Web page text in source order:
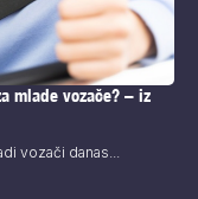
mlade vozače? – iz
vozači danas...